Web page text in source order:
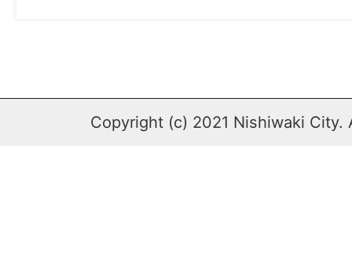
Copyright (c) 2021 Nishiwaki City.